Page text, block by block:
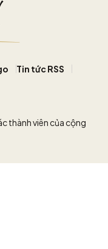
Tin tức RSS
thành viên của cộng